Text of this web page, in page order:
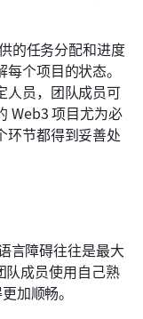
的任务分配和进度
个项目的状态。
人员，团队成员可
Web3 项目尤为必
环节都得到妥善处
言障碍往往是最大
队成员使用自己熟
加顺畅。